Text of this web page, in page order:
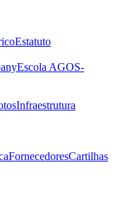
Estatuto
Escola AGOS-
Infraestrutura
FornecedoresCartilhas